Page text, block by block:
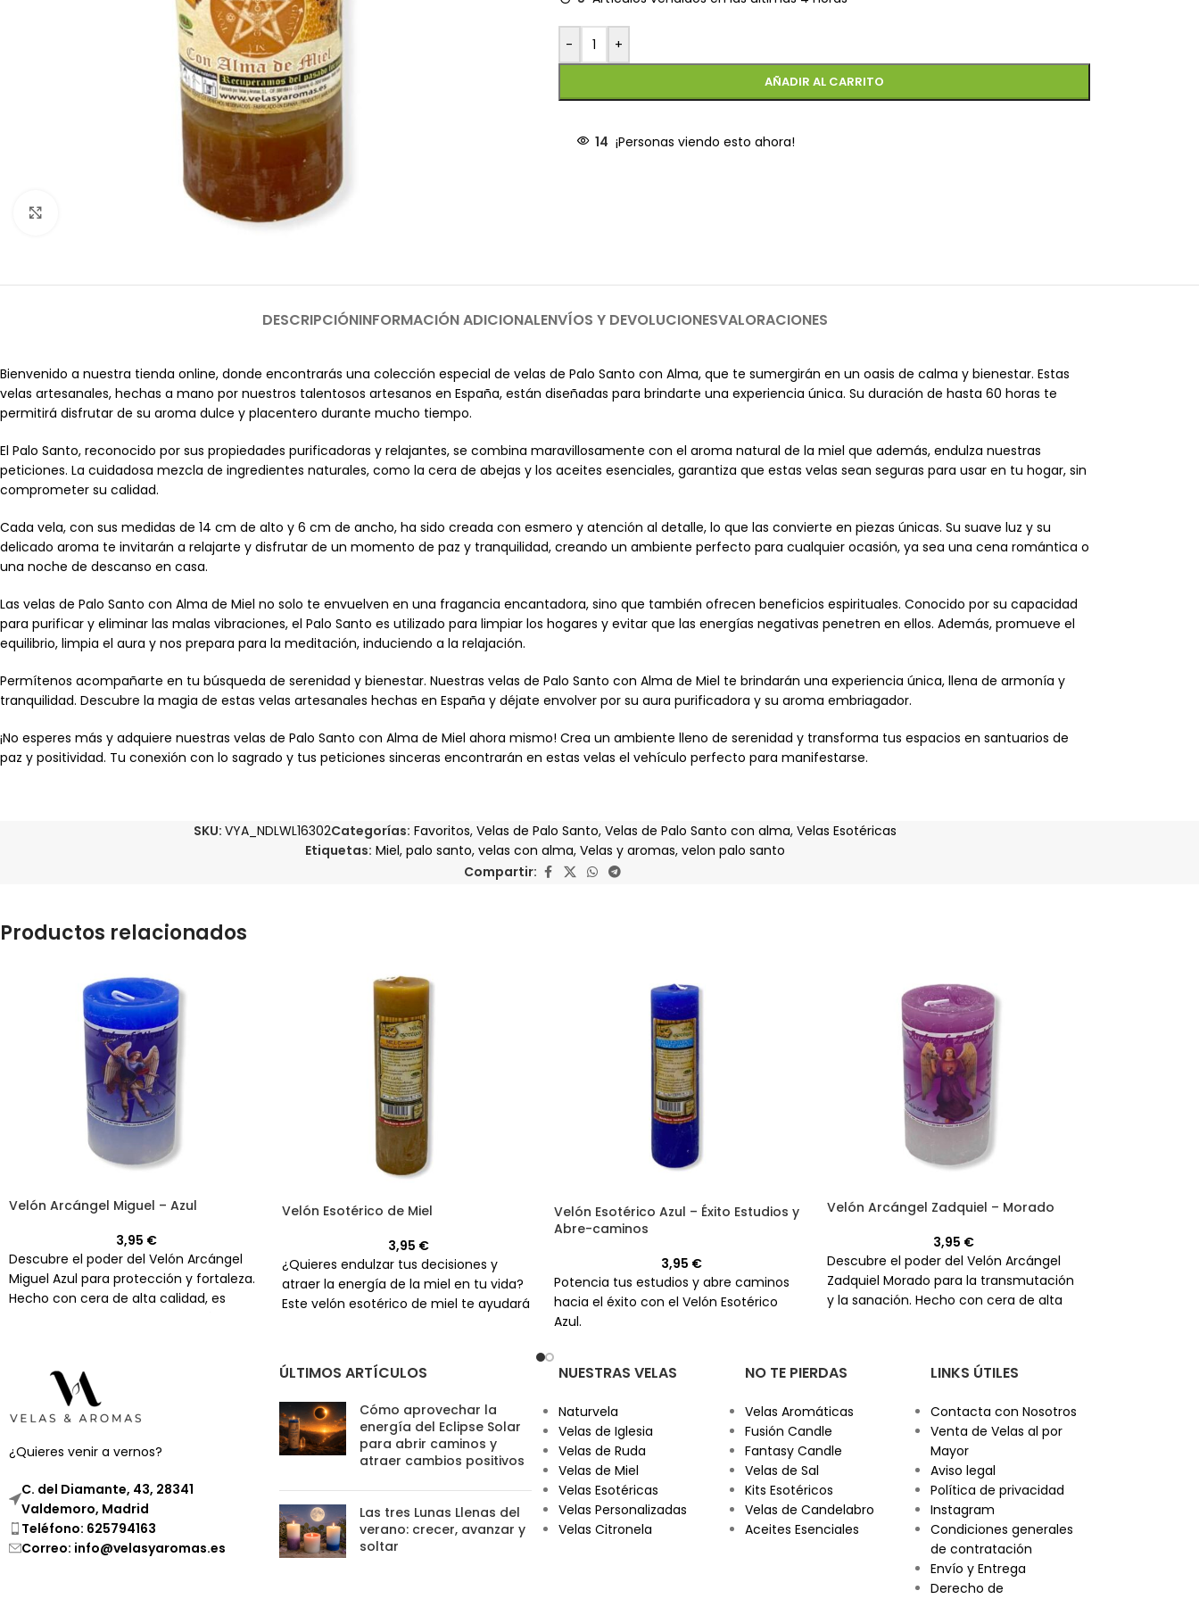
- +
AÑADIR AL CARRITO
14 ¡Personas viendo esto ahora!
DESCRIPCIÓNINFORMACIÓN ADICIONALENVÍOS Y DEVOLUCIONESVALORACIONES
Bienvenido a nuestra tienda online, donde encontrarás una colección especial de velas de Palo Santo con Alma, que te sumergirán en un oasis de calma y bienestar. Estas
velas artesanales, hechas a mano por nuestros talentosos artesanos en España, están diseñadas para brindarte una experiencia única. Su duración de hasta 60 horas te
permitirá disfrutar de su aroma dulce y placentero durante mucho tiempo.
El Palo Santo, reconocido por sus propiedades purificadoras y relajantes, se combina maravillosamente con el aroma natural de la miel que además, endulza nuestras
peticiones. La cuidadosa mezcla de ingredientes naturales, como la cera de abejas y los aceites esenciales, garantiza que estas velas sean seguras para usar en tu hogar, sin
comprometer su calidad.
Cada vela, con sus medidas de 14 cm de alto y 6 cm de ancho, ha sido creada con esmero y atención al detalle, lo que las convierte en piezas únicas. Su suave luz y su
delicado aroma te invitarán a relajarte y disfrutar de un momento de paz y tranquilidad, creando un ambiente perfecto para cualquier ocasión, ya sea una cena romántica o
una noche de descanso en casa.
Las velas de Palo Santo con Alma de Miel no solo te envuelven en una fragancia encantadora, sino que también ofrecen beneficios espirituales. Conocido por su capacidad
para purificar y eliminar las malas vibraciones, el Palo Santo es utilizado para limpiar los hogares y evitar que las energías negativas penetren en ellos. Además, promueve el
equilibrio, limpia el aura y nos prepara para la meditación, induciendo a la relajación.
Permítenos acompañarte en tu búsqueda de serenidad y bienestar. Nuestras velas de Palo Santo con Alma de Miel te brindarán una experiencia única, llena de armonía y
tranquilidad. Descubre la magia de estas velas artesanales hechas en España y déjate envolver por su aura purificadora y su aroma embriagador.
¡No esperes más y adquiere nuestras velas de Palo Santo con Alma de Miel ahora mismo! Crea un ambiente lleno de serenidad y transforma tus espacios en santuarios de
paz y positividad. Tu conexión con lo sagrado y tus peticiones sinceras encontrarán en estas velas el vehículo perfecto para manifestarse.
SKU: VYA_NDLWL16302Categorías: Favoritos, Velas de Palo Santo, Velas de Palo Santo con alma, Velas Esotéricas
Etiquetas: Miel, palo santo, velas con alma, Velas y aromas, velon palo santo
Compartir:
Productos relacionados
Velón Arcángel Miguel – Azul
3,95 €
Descubre el poder del Velón Arcángel
Miguel Azul para protección y fortaleza.
Hecho con cera de alta calidad, es
Velón Esotérico de Miel
3,95 €
¿Quieres endulzar tus decisiones y
atraer la energía de la miel en tu vida?
Este velón esotérico de miel te ayudará
Velón Esotérico Azul – Éxito Estudios y
Abre-caminos
3,95 €
Potencia tus estudios y abre caminos
hacia el éxito con el Velón Esotérico
Azul.
Velón Arcángel Zadquiel – Morado
3,95 €
Descubre el poder del Velón Arcángel
Zadquiel Morado para la transmutación
y la sanación. Hecho con cera de alta
¿Quieres venir a vernos?
C. del Diamante, 43, 28341
Valdemoro, Madrid
Teléfono: 625794163
Correo: info@velasyaromas.es
ÚLTIMOS ARTÍCULOS
Cómo aprovechar la
energía del Eclipse Solar
para abrir caminos y
atraer cambios positivos
Las tres Lunas Llenas del
verano: crecer, avanzar y
soltar
NUESTRAS VELAS
Naturvela
Velas de Iglesia
Velas de Ruda
Velas de Miel
Velas Esotéricas
Velas Personalizadas
Velas Citronela
NO TE PIERDAS
Velas Aromáticas
Fusión Candle
Fantasy Candle
Velas de Sal
Kits Esotéricos
Velas de Candelabro
Aceites Esenciales
LINKS ÚTILES
Contacta con Nosotros
Venta de Velas al por
Mayor
Aviso legal
Política de privacidad
Instagram
Condiciones generales
de contratación
Envío y Entrega
Derecho de